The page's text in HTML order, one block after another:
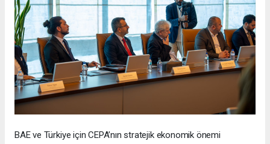
BAE ve Türkiye için CEPA’nın stratejik ekonomik önemi